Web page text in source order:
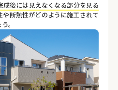
成後には見えなくなる部分を見る
や断熱性がどのように施工されて
。